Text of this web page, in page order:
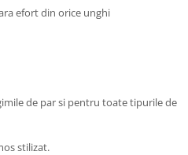
efort din orice unghi
de par si pentru toate tipurile de
stilizat.